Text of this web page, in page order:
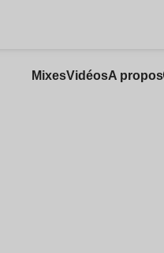
MixesVidéosA propos